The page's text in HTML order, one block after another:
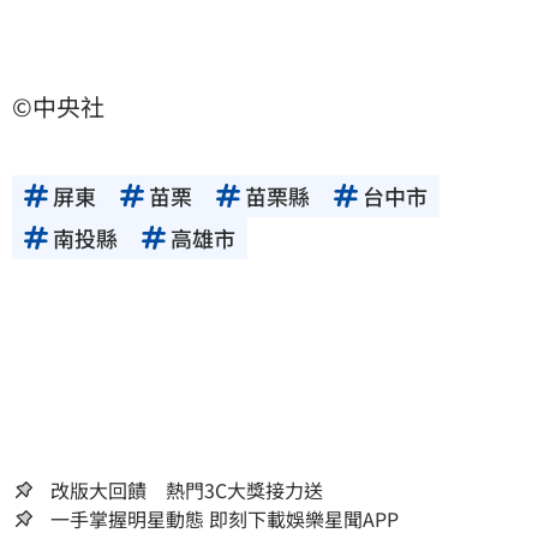
©中央社
屏東 苗栗 苗栗縣
台中市
南投縣
高雄市
改版大回饋 熱門3C大獎接力送
一手掌握明星動態 即刻下載娛樂星聞APP